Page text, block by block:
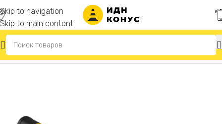
Skip to navigation
Skip to main content
Главная Демпферы угловые